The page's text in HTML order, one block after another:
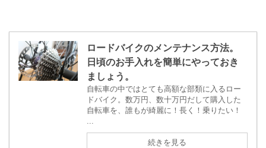
ロードバイクのメンテナンス方法。
日頃のお手入れを簡単にやっておき
ましょう。
自転車の中ではとても高額な部類に入るロー
ドバイク。数万円、数十万円だして購入した
自転車を、誰もが綺麗に！長く！乗りたい！
...
続きを見る